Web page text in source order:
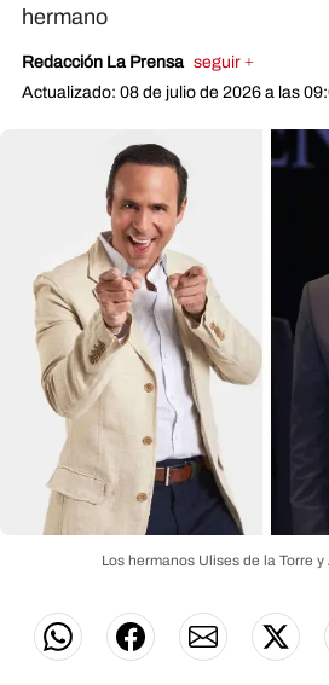
hermano
Redacción La Prensa seguir +
Actualizado: 08 de julio de 2026 a las
Los hermanos Ulises de la Torre y